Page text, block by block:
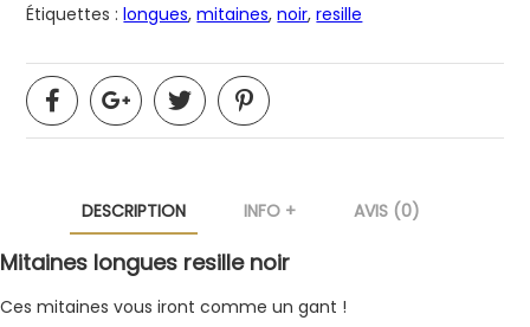
Étiquettes :longues,mitaines,noir,resille
DESCRIPTION INFO + AVIS (0)
Mitaines longues resille noir
Ces mitaines vous iront comme un gant !